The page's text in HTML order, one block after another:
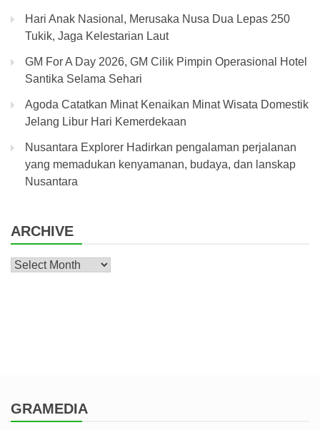
Hari Anak Nasional, Merusaka Nusa Dua Lepas 250
Tukik, Jaga Kelestarian Laut
GM For A Day 2026, GM Cilik Pimpin Operasional Hotel
Santika Selama Sehari
Agoda Catatkan Minat Kenaikan Minat Wisata Domestik
Jelang Libur Hari Kemerdekaan
Nusantara Explorer Hadirkan pengalaman perjalanan
yang memadukan kenyamanan, budaya, dan lanskap
Nusantara
ARCHIVE
Archive
GRAMEDIA